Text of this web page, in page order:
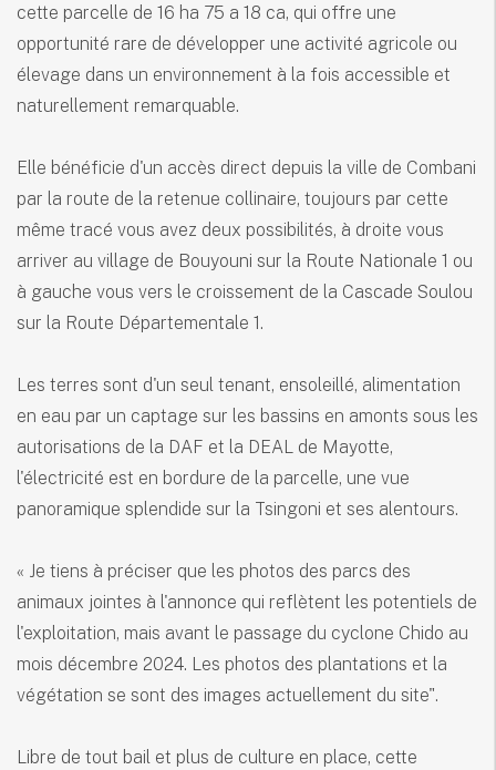
cette parcelle de 16 ha 75 a 18 ca, qui offre une
opportunité rare de développer une activité agricole ou
élevage dans un environnement à la fois accessible et
naturellement remarquable.
Elle bénéficie d'un accès direct depuis la ville de Combani
par la route de la retenue collinaire, toujours par cette
même tracé vous avez deux possibilités, à droite vous
arriver au village de Bouyouni sur la Route Nationale 1 ou
à gauche vous vers le croissement de la Cascade Soulou
sur la Route Départementale 1.
Les terres sont d'un seul tenant, ensoleillé, alimentation
en eau par un captage sur les bassins en amonts sous les
autorisations de la DAF et la DEAL de Mayotte,
l'électricité est en bordure de la parcelle, une vue
panoramique splendide sur la Tsingoni et ses alentours.
« Je tiens à préciser que les photos des parcs des
animaux jointes à l'annonce qui reflètent les potentiels de
l'exploitation, mais avant le passage du cyclone Chido au
mois décembre 2024. Les photos des plantations et la
végétation se sont des images actuellement du site".
Libre de tout bail et plus de culture en place, cette